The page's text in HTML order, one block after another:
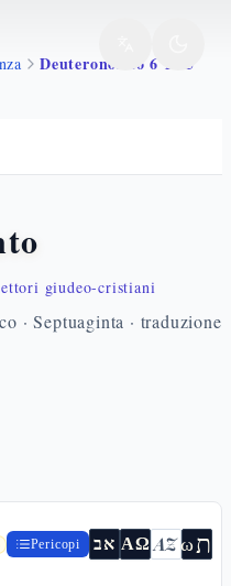
Deuteronomio 6 1 25
giudeo-cristiani
· Septuaginta · traduzione
Pericopi אב ΑΩ AZωת